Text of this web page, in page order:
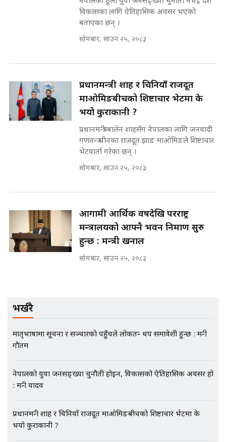
भनिन्–साथ दिनुहोस्, दबाब होइन ||
Sidhakura || Pratibha Rawal
SIDHAKURA ||
७८ लाख घुस खाने मन्त्री ! जोगाउने
प्रधानमन्त्री ? || SIDHAKURA ||
SIDHAKURA INVESTIGATION
मन्त्री र पूर्व मन्त्रीको ७८ लाख घुस डिलको
अडियो | FULL AUDIO |
SIDHAKURA |
मन्त्री राजकुमारलाई घुस दिने विचौलीया
पूर्व मन्त्री रञ्जिता || SIDHAKURA
||
मन्त्रीले घुस डिल गरेको अडियो ! दुई झोला
नोट मन्त्रीलाई घुस | SIDHAKURA |
SIDHAKURA INVESTIGATION |
EXCLUSIVE - भिजिट भिसामा सेटिङको
अर्ब बढी घुस!|| SIDHAKURA ||
विकासका लागि ऐतिहासिक अवसर भएको
बताएका छन् ।
सोमबार, साउन २५, २०८३
प्रधानमन्त्री शाह र चिनियाँ राजदूत
माओमिङबीचको शिष्टाचार भेटमा के
भयो कुराकानी ?
प्रधानमन्त्री बालेन शाहसँग नेपालका लागि जनवादी
गणतन्त्र चीनका राजदूत झाङ माओमिङले शिष्टाचार
भेटवार्ता गरेका छन् ।
सोमबार, साउन २५, २०८३
आगामी आर्थिक वर्षदेखि परराष्ट्र
मन्त्रालयको आफ्नै भवन निर्माण सुरु
हुन्छ : मन्त्री खनाल
सोमबार, साउन २५, २०८३
भर्खरै
मातृभाषामा सूचना र सञ्चारको पहुँचले लोकतन्त्र थप समावेशी हुन्छ : मन्त्री
गौतम
नेपालको युवा जनसङ्ख्या चुनौती होइन, विकासको ऐतिहासिक अवसर हो
: मन्त्री यादव
प्रधानमन्त्री शाह र चिनियाँ राजदूत माओमिङबीचको शिष्टाचार भेटमा के
भयो कुराकानी ?